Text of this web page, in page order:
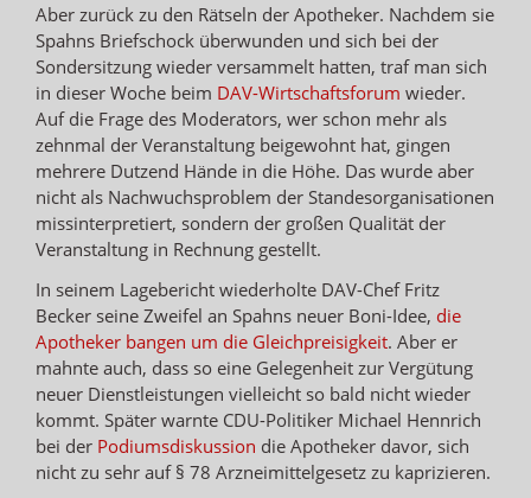
Aber zurück zu den Rätseln der Apotheker. Nachdem sie
Spahns Briefschock überwunden und sich bei der
Sondersitzung wieder versammelt hatten, traf man sich
in dieser Woche beim DAV-Wirtschaftsforum wieder.
Auf die Frage des Moderators, wer schon mehr als
zehnmal der Veranstaltung beigewohnt hat, gingen
mehrere Dutzend Hände in die Höhe. Das wurde aber
nicht als Nachwuchsproblem der Standesorganisationen
missinterpretiert, sondern der großen Qualität der
Veranstaltung in Rechnung gestellt.
In seinem Lagebericht wiederholte DAV-Chef Fritz
Becker seine Zweifel an Spahns neuer Boni-Idee, die
Apotheker bangen um die Gleichpreisigkeit. Aber er
mahnte auch, dass so eine Gelegenheit zur Vergütung
neuer Dienstleistungen vielleicht so bald nicht wieder
kommt. Später warnte CDU-Politiker Michael Hennrich
bei der Podiumsdiskussion die Apotheker davor, sich
nicht zu sehr auf § 78 Arzneimittelgesetz zu kaprizieren.